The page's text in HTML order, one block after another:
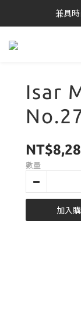
兼具
Isar
數量
加入